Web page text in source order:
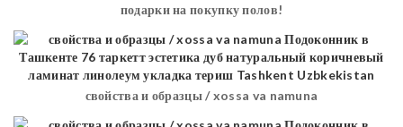
подарки на покупку полов!
свойства и образцы / xossa va namuna